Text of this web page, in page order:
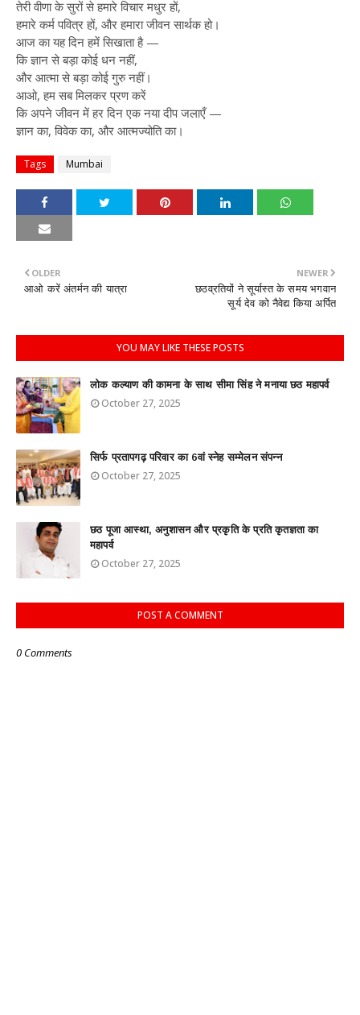
तेरी वीणा के सुरों से हमारे विचार मधुर हों,
हमारे कर्म पवित्र हों, और हमारा जीवन सार्थक हो।
आज का यह दिन हमें सिखाता है —
कि ज्ञान से बड़ा कोई धन नहीं,
और आत्मा से बड़ा कोई गुरु नहीं।
आओ, हम सब मिलकर प्रण करें
कि अपने जीवन में हर दिन एक नया दीप जलाएँ —
ज्ञान का, विवेक का, और आत्मज्योति का।
Tags Mumbai
NEWER
छठव्रतियों ने सूर्यास्त के समय भगवान
सूर्य देव को नैवेद्य किया अर्पित
OLDER
आओ करें अंतर्मन की यात्रा
YOU MAY LIKE THESE POSTS
लोक कल्याण की कामना के साथ सीमा सिंह ने मनाया छठ महापर्व
October 27, 2025
सिर्फ प्रतापगढ़ परिवार का 6वां स्नेह सम्मेलन संपन्न
October 27, 2025
छठ पूजा आस्था, अनुशासन और प्रकृति के प्रति कृतज्ञता का
महापर्व
October 27, 2025
POST A COMMENT
0 Comments